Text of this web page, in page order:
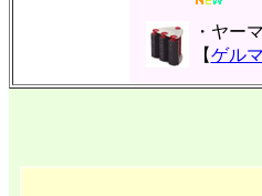
・ヤー
【ゲル